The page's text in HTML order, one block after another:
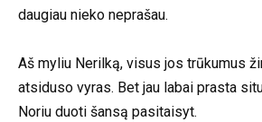
daugiau nieko neprašau.
Aš myliu Nerilką, visus jos trūkumus
atsiduso vyras. Bet jau labai prasta
Noriu duoti šansą pasitaisyt.